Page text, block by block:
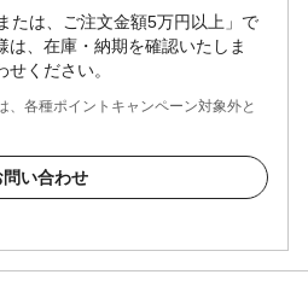
たは、ご注文金額5万円以上」で
は、在庫・納期を確認いたしま
ください。
各種ポイントキャンペーン対象外と
問い合わせ